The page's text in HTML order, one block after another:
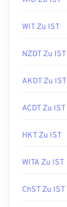
WIT Zu IST
NZDT Zu IST
AKDT Zu IST
ACDT Zu IST
HKT Zu IST
WITA Zu IST
ChST Zu IST